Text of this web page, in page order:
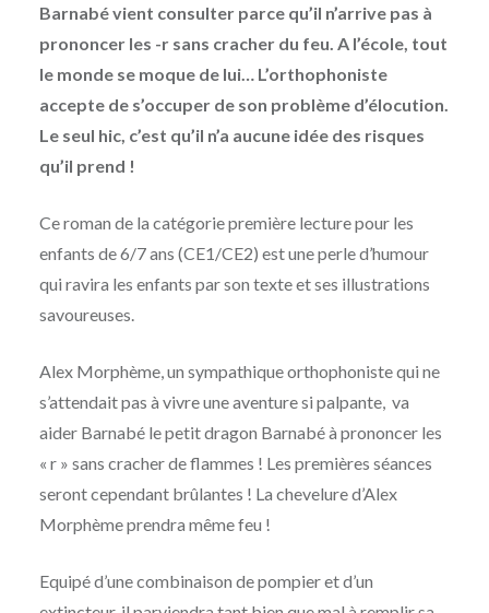
Barnabé vient consulter parce qu’il n’arrive pas à
prononcer les -r sans cracher du feu. A l’école, tout
le monde se moque de lui… L’orthophoniste
accepte de s’occuper de son problème d’élocution.
Le seul hic, c’est qu’il n’a aucune idée des risques
qu’il prend !
Ce roman de la catégorie première lecture pour les
enfants de 6/7 ans (CE1/CE2) est une perle d’humour
qui ravira les enfants par son texte et ses illustrations
savoureuses.
Alex Morphème, un sympathique orthophoniste qui ne
s’attendait pas à vivre une aventure si palpante, va
aider Barnabé le petit dragon Barnabé à prononcer les
« r » sans cracher de flammes ! Les premières séances
seront cependant brûlantes ! La chevelure d’Alex
Morphème prendra même feu !
Equipé d’une combinaison de pompier et d’un